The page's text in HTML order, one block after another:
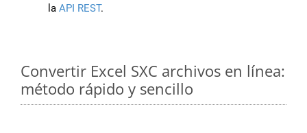
la API REST.
Convertir Excel SXC archivos en línea:
método rápido y sencillo